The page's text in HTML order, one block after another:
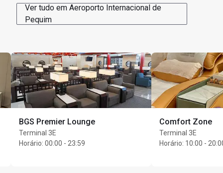
existente para a qual o
1 convidado, será
um tratamento
das seguintes opções
após esses horários
nos pés de
CNY 198)
com viagem
Ver tudo em Aeroporto Internacional de
Pequim
BGS Premier Lounge
Terminal 3E
Horário: 00:00 - 23:59
Comfort Zone
Terminal 3E
Horário: 10:00 -